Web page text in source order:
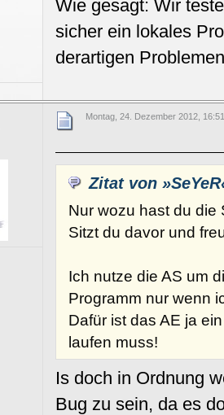
Wie gesagt: Wir
sicher ein lokales
derartigen
Montag, 24. Dezember 2012,
Zitat von
Nur wozu hast du die
Sitzt du davor und
Ich nutze die AS um
Programm nur wenn
Dafür ist das AE ja
laufen muss!
Is doch in Ordnung
Bug zu sein, da es